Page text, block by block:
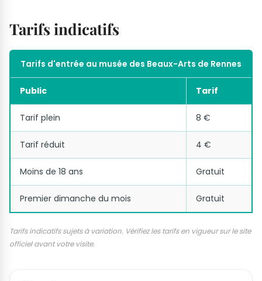
Tarifs indicatifs
Tarifs d'entrée au musée des Beaux-Arts de Rennes
Public Tarif
Tarif plein 8 €
Tarif réduit 4 €
Moins de 18 ans Gratuit
Premier dimanche du mois Gratuit
Tarifs indicatifs sujets à variation. Vérifiez les tarifs en vigueur sur le site
officiel avant votre visite.